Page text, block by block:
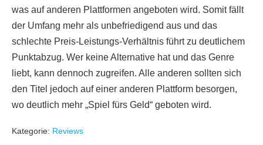
was auf anderen Plattformen angeboten wird. Somit fällt
der Umfang mehr als unbefriedigend aus und das
schlechte Preis-Leistungs-Verhältnis führt zu deutlichem
Punktabzug. Wer keine Alternative hat und das Genre
liebt, kann dennoch zugreifen. Alle anderen sollten sich
den Titel jedoch auf einer anderen Plattform besorgen,
wo deutlich mehr „Spiel fürs Geld“ geboten wird.
Kategorie: Reviews